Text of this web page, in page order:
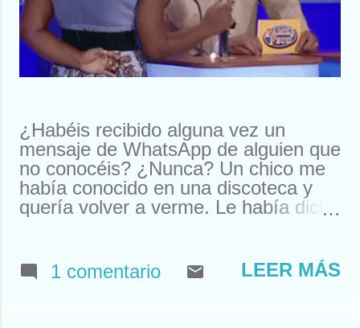
¿Habéis recibido alguna vez un
mensaje de WhatsApp de alguien que
no conocéis? ¿Nunca? Un chico me
había conocido en una discoteca y
quería volver a verme. Le había dicho
desesperadamente. Estuve a punto
de llamarle y quedar. Pero resulta
1 comentario LEER MÁS